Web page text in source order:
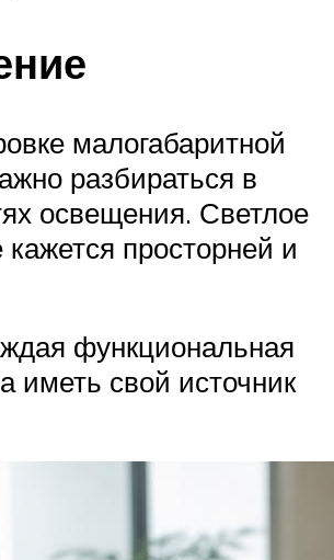
малогабаритной
разбираться в
освещения. Светлое
просторней и
функциональная
иметь свой источник